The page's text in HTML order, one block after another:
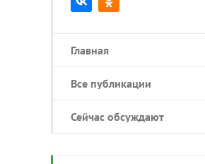
Главная
Все публикации
Сейчас обсуждают